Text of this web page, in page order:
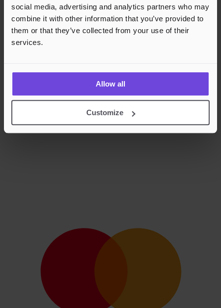
social media, advertising and analytics partners who may
combine it with other information that you’ve provided to
them or that they’ve collected from your use of their
services.
Allow all
Customize
Rask og sikker betalingsbehandling